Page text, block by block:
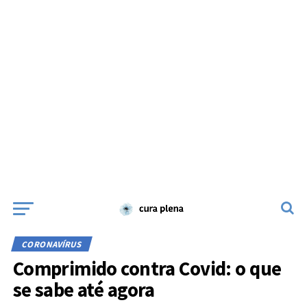
CORONAVÍRUS
Comprimido contra Covid: o que
se sabe até agora